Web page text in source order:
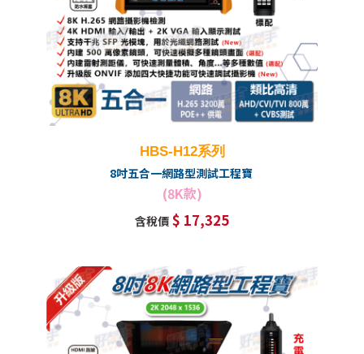
HBS-H12系列
8吋五合一網路型測試工程寶
(8K款)
含稅價 $ 17,325